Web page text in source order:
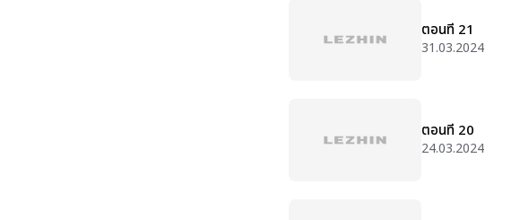
ตอนที่ 21
31.03.2024
ตอนที่ 20
24.03.2024